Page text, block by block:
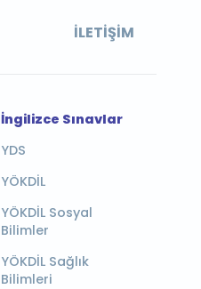
İLETIŞIM
İngilizce Sınavlar
YDS
YÖKDİL
YÖKDİL Sosyal
Bilimler
YÖKDİL Sağlık
Bilimleri